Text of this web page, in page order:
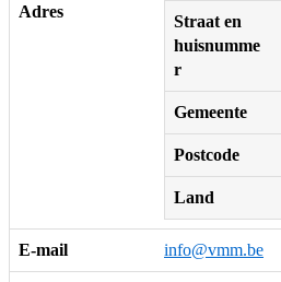
Adres
Straat en
huisnumme
r
Gemeente
Postcode
Land
E-mail info@vmm.be